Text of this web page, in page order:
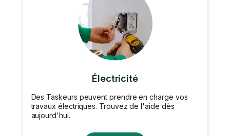
Électricité
Des Taskeurs peuvent prendre en charge vos
travaux électriques. Trouvez de l'aide dès
aujourd'hui.